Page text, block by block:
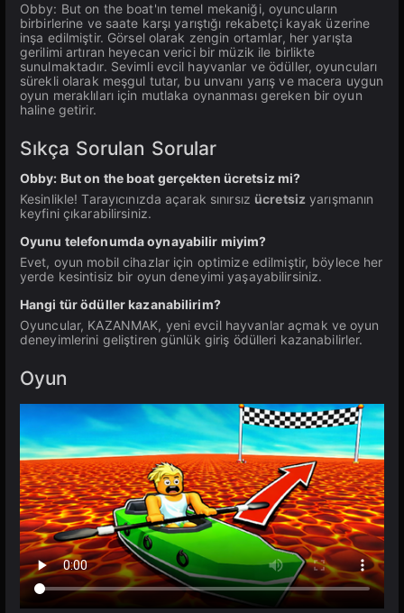
Obby: But on the boat'ın temel mekaniği, oyuncuların
birbirlerine ve saate karşı yarıştığı rekabetçi kayak üzerine
inşa edilmiştir. Görsel olarak zengin ortamlar, her yarışta
gerilimi artıran heyecan verici bir müzik ile birlikte
sunulmaktadır. Sevimli evcil hayvanlar ve ödüller, oyuncuları
sürekli olarak meşgul tutar, bu unvanı yarış ve macera uygun
oyun meraklıları için mutlaka oynanması gereken bir oyun
haline getirir.
Sıkça Sorulan Sorular
Obby: But on the boat gerçekten ücretsiz mi?
Kesinlikle! Tarayıcınızda açarak sınırsız ücretsiz yarışmanın
keyfini çıkarabilirsiniz.
Oyunu telefonumda oynayabilir miyim?
Evet, oyun mobil cihazlar için optimize edilmiştir, böylece her
yerde kesintisiz bir oyun deneyimi yaşayabilirsiniz.
Hangi tür ödüller kazanabilirim?
Oyuncular, KAZANMAK, yeni evcil hayvanlar açmak ve oyun
deneyimlerini geliştiren günlük giriş ödülleri kazanabilirler.
Oyun